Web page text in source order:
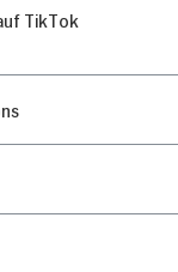
TikTok